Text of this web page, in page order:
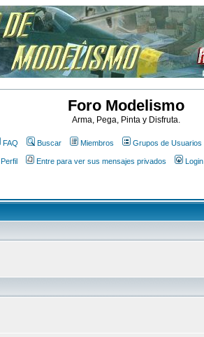
Foro Modelismo
Arma, Pega, Pinta y Disfruta.
FAQ Buscar Miembros Grupos de Usuarios
Perfil Entre para ver sus mensajes privados Login